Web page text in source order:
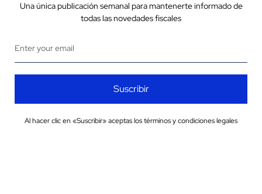
Una única publicación semanal para mantenerte informado de
todas las novedades fiscales
Suscribir
Al hacer clic en «Suscribir» aceptas los términos y condiciones legales